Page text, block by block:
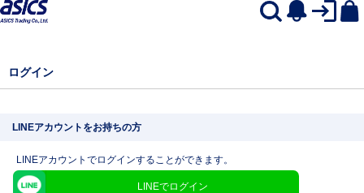
ログイン
LINEアカウントをお持ちの方
LINEアカウントでログインすることができます。
LINEでログイン